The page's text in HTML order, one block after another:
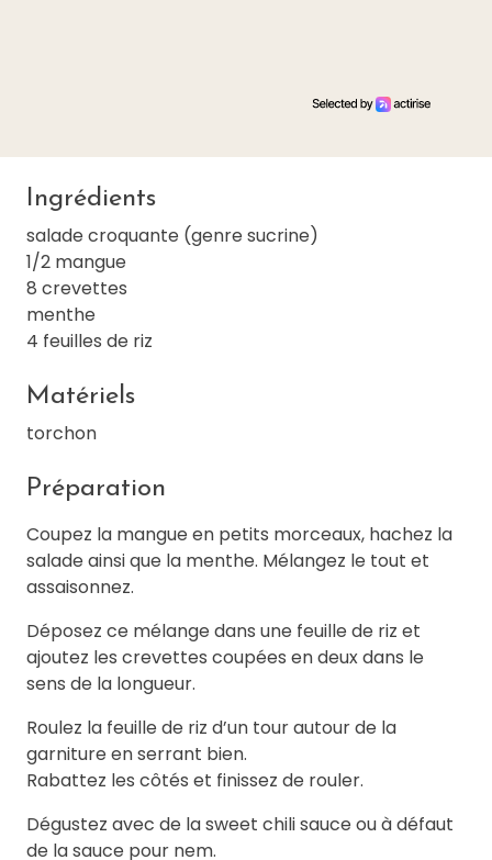
Ingrédients
salade croquante (genre sucrine)
1/2 mangue
8 crevettes
menthe
4 feuilles de riz
Matériels
torchon
Préparation
Coupez la mangue en petits morceaux, hachez la
salade ainsi que la menthe. Mélangez le tout et
assaisonnez.
Déposez ce mélange dans une feuille de riz et
ajoutez les crevettes coupées en deux dans le
sens de la longueur.
Roulez la feuille de riz d’un tour autour de la
garniture en serrant bien.
Rabattez les côtés et finissez de rouler.
Dégustez avec de la sweet chili sauce ou à défaut
de la sauce pour nem.